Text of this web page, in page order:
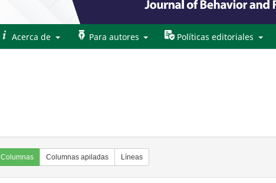
Acerca de Para autores Políticas editoriales
Columnas Columnas apiladas Líneas